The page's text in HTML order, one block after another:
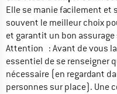
Elle se manie facilement et
souvent le meilleur choix
et garantit un bon
Attention : Avant de vous
essentiel de se renseigner
nécessaire (en regardant
personnes sur place). Une